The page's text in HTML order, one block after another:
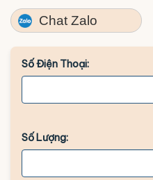
Chat Zalo
Số Điện Thoại:
Số Lượng: